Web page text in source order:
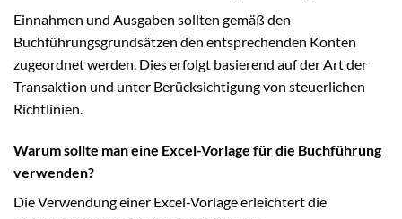
Einnahmen und Ausgaben sollten gemäß den
Buchführungsgrundsätzen den entsprechenden Konten
zugeordnet werden. Dies erfolgt basierend auf der Art der
Transaktion und unter Berücksichtigung von steuerlichen
Richtlinien.
Warum sollte man eine Excel-Vorlage für die Buchführung
verwenden?
Die Verwendung einer Excel-Vorlage erleichtert die